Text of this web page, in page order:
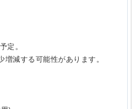
定。
減する可能性があります。